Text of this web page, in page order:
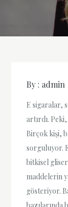
By : admin
E sigaralar,
artırdı.
Birçok kişi,
sorguluyor.
bitkisel
maddelerin
gösteriyor.